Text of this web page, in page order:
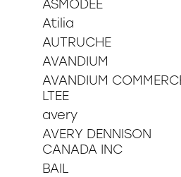
36 pièces
49 pièces
54 pièces
150 pièces xxl
200 pièces xxl
250 pièces
300 pièces xxl
ASMODEE
Atilia
AUTRUCHE
AVANDIUM
AVANDIUM
LTEE
avery
AVERY DENNISON
CANADA INC
BAIL